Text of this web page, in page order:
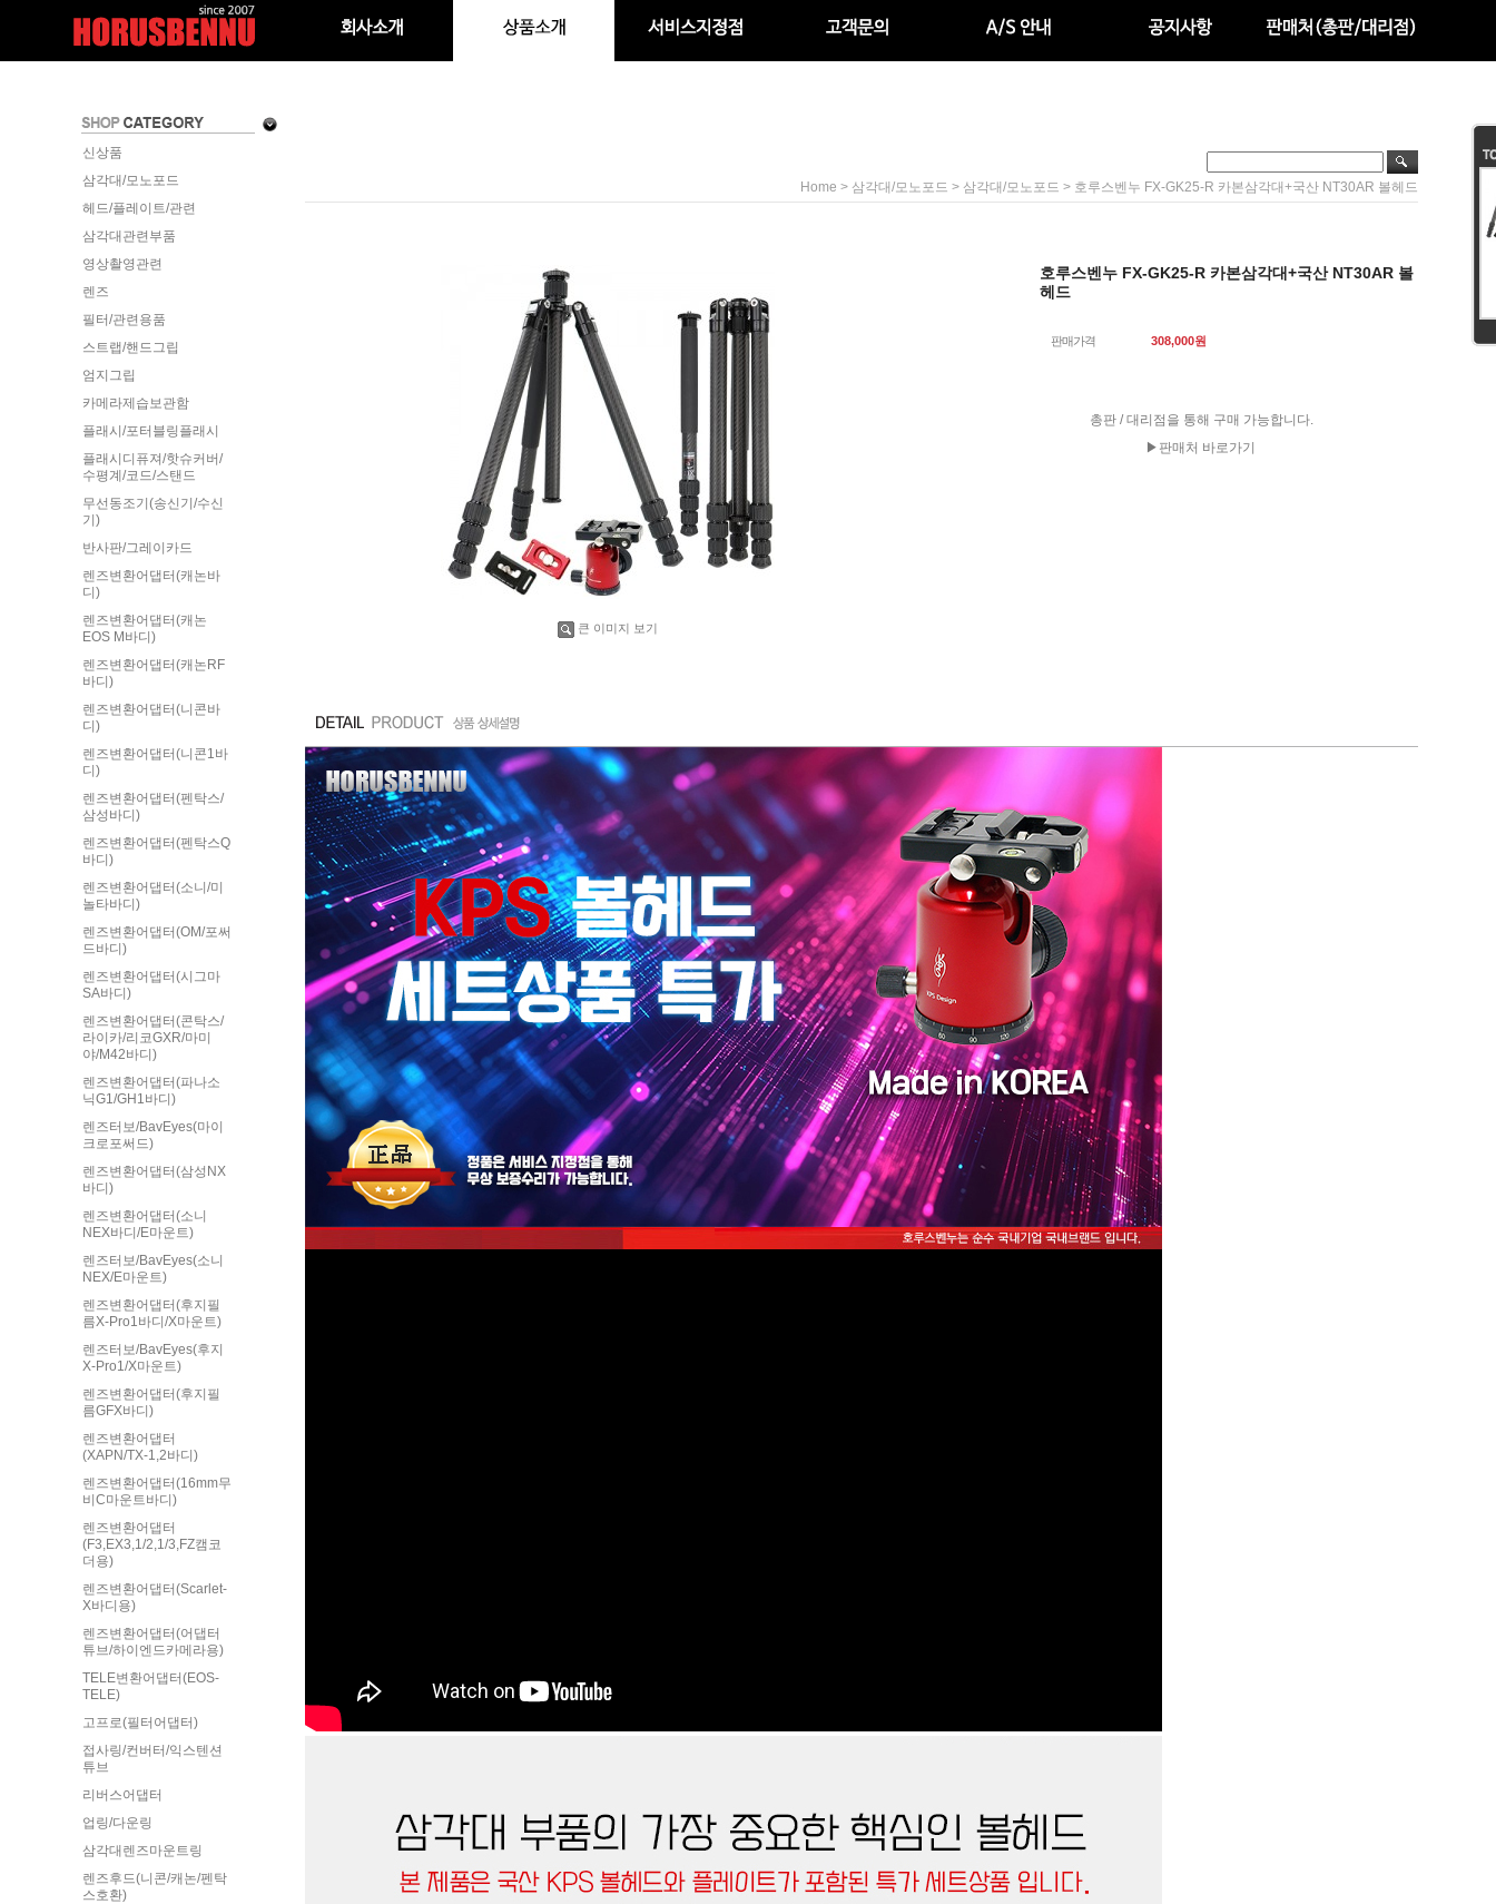
신상품
삼각대/모노포드
헤드/플레이트/관련
삼각대관련부품
영상촬영관련
렌즈
필터/관련용품
스트랩/핸드그립
엄지그립
카메라제습보관함
플래시/포터블링플래시
플래시디퓨져/핫슈커버/
수평계/코드/스탠드
무선동조기(송신기/수신
기)
반사판/그레이카드
렌즈변환어댑터(캐논바
디)
렌즈변환어댑터(캐논
EOS M바디)
렌즈변환어댑터(캐논RF
바디)
렌즈변환어댑터(니콘바
디)
렌즈변환어댑터(니콘1바
디)
렌즈변환어댑터(펜탁스/
삼성바디)
렌즈변환어댑터(펜탁스Q
바디)
렌즈변환어댑터(소니/미
놀타바디)
렌즈변환어댑터(OM/포써
드바디)
렌즈변환어댑터(시그마
SA바디)
렌즈변환어댑터(콘탁스/
라이카/리코GXR/마미
야/M42바디)
렌즈변환어댑터(파나소
닉G1/GH1바디)
렌즈터보/BavEyes(마이
크로포써드)
렌즈변환어댑터(삼성NX
바디)
렌즈변환어댑터(소니
NEX바디/E마운트)
렌즈터보/BavEyes(소니
NEX/E마운트)
렌즈변환어댑터(후지필
름X-Pro1바디/X마운트)
렌즈터보/BavEyes(후지
X-Pro1/X마운트)
렌즈변환어댑터(후지필
름GFX바디)
렌즈변환어댑터
(XAPN/TX-1,2바디)
렌즈변환어댑터(16mm무
비C마운트바디)
렌즈변환어댑터
(F3,EX3,1/2,1/3,FZ캠코
더용)
렌즈변환어댑터(Scarlet-
X바디용)
렌즈변환어댑터(어댑터
튜브/하이엔드카메라용)
TELE변환어댑터(EOS-
TELE)
고프로(필터어댑터)
접사링/컨버터/익스텐션
튜브
리버스어댑터
업링/다운링
삼각대렌즈마운트링
렌즈후드(니콘/캐논/펜탁
스호환)
Home > 삼각대/모노포드 > 삼각대/모노포드 > 호루스벤누 FX-GK25-R 카본삼각대+국산 NT30AR 볼헤드
큰 이미지 보기
호루스벤누 FX-GK25-R 카본삼각대+국산 NT30AR 볼
헤드
판매가격 308,000원
총판 / 대리점을 통해 구매 가능합니다.
▶판매처 바로가기